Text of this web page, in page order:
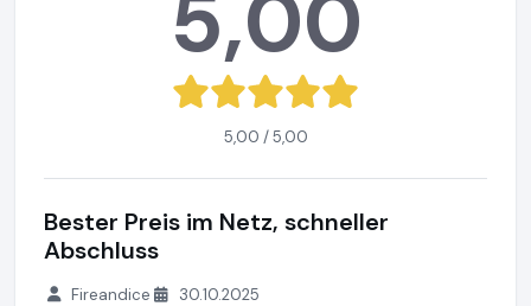
5,00 / 5,00
Bester Preis im Netz, schneller
Abschluss
Fireandice 30.10.2025